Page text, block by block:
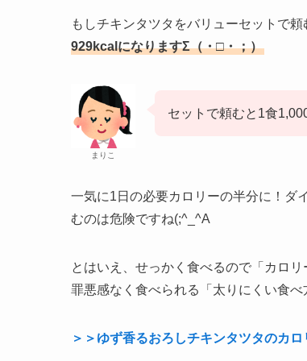
もしチキンタツタをバリューセットで頼
929kcalになりますΣ（・□・；）
まりこ
セットで頼むと1食
一気に1日の必要カロリーの半分に！ダ
むのは危険ですね(;^_^A
とはいえ、せっかく食べるので「カロ
罪悪感なく食べられる「太りにくい食べ
＞＞ゆず香るおろしチキンタツタのカ